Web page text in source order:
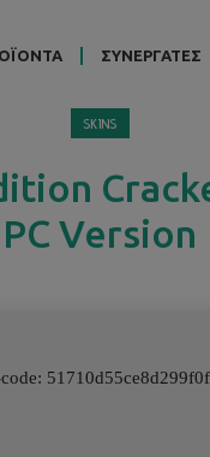
ΣΥΝΕΡΓΑΤΕΣ
SKINS
PC Version